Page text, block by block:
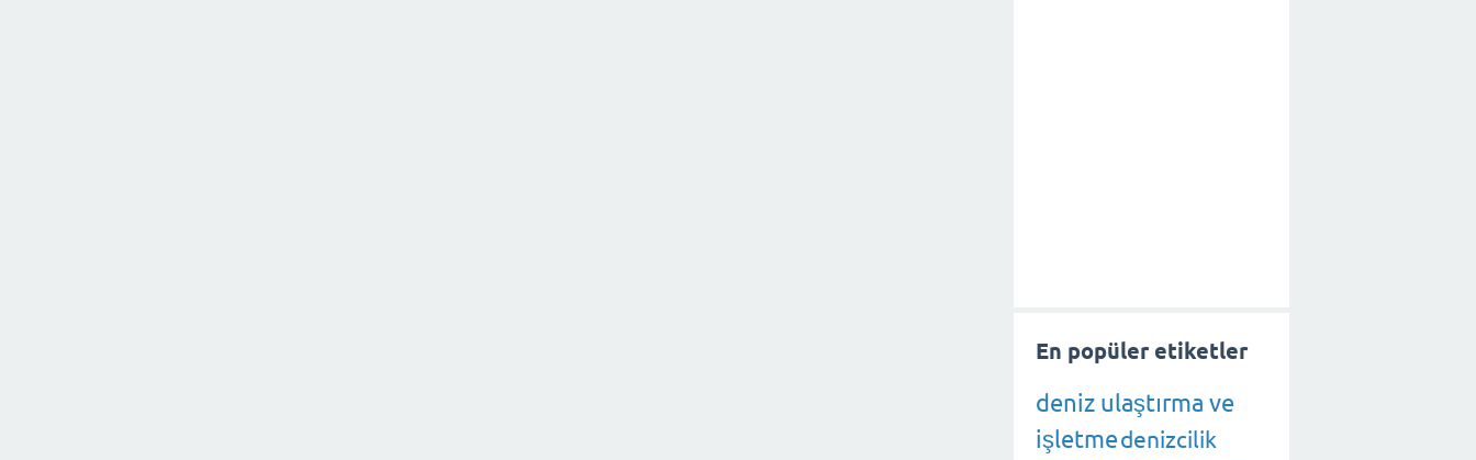
En popüler etiketler
deniz ulaştırma ve
işletmedenizcilik